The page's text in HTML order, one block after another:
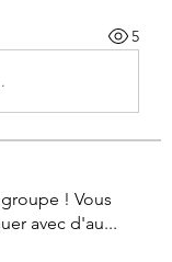
5
! Vous
avec d'au...